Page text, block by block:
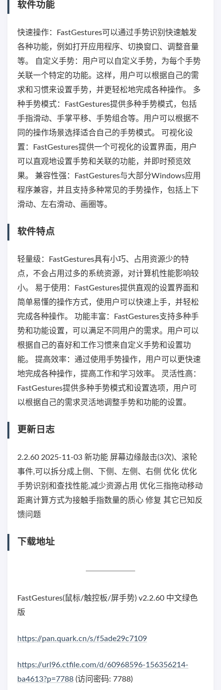
软件功能
快速操作：FastGestures可以通过手势识别快速触发
各种功能，例如打开应用程序、切换窗口、调整音量
等。 自定义手势：用户可以自定义手势，为每个手势
关联一个特定的功能。这样，用户可以根据自己的需
求和习惯来设置手势，并更轻松地完成各种操作。 多
种手势模式：FastGestures提供多种手势模式，包括
手指滑动、手掌平移、手势组合等。用户可以根据不
同的操作场景选择适合自己的手势模式。 可视化设
置：FastGestures提供一个可视化的设置界面，用户
可以直观地设置手势和关联的功能，并即时预览效
果。 兼容性强：FastGestures与大部分Windows应用
程序兼容，并且支持多种常见的手势操作，包括上下
滑动、左右滑动、画圈等。
软件特点
轻量级：FastGestures具有小巧、占用资源少的特
点，不会占用过多的系统资源，对计算机性能影响较
小。 易于使用：FastGestures提供直观的设置界面和
简单易懂的操作方式，使用户可以快速上手，并轻松
完成各种操作。 功能丰富：FastGestures支持多种手
势和功能设置，可以满足不同用户的需求。用户可以
根据自己的喜好和工作习惯来自定义手势和设置功
能。 提高效率：通过使用手势操作，用户可以更快速
地完成各种操作，提高工作和学习效率。 灵活性高：
FastGestures提供多种手势模式和设置选项，用户可
以根据自己的需求灵活地调整手势和功能的设置。
更新日志
2.2.60 2025-11-03 新功能 屏幕边缘敲击(3次)、滚轮
事件,可以拆分成上侧、下侧、左侧、右侧 优化 优化
手势识别和查找性能,减少资源占用 优化三指拖动移动
距离计算方式为接触手指数量的质心 修复 其它已知反
馈问题
下载地址
FastGestures(鼠标/触控板/屏手势) v2.2.60 中文绿色
版
https://pan.quark.cn/s/f5ade29c7109
https://url96.ctfile.com/d/60968596-156356214-
ba4613?p=7788 (访问密码: 7788)